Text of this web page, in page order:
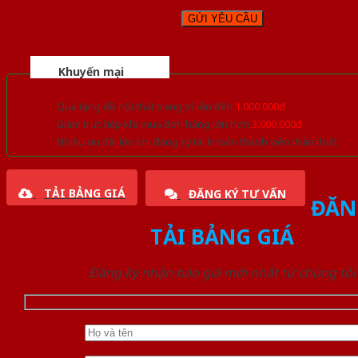
Khuyến mại
Quà tặng đồ nội thất trang trí lên đến 1.000.000đ
Giảm trực tiếp khi mua đơn hàng lớn hơn 3.000.000đ
Nhiều ưu đãi lớn khi đăng ký tài khoản thành viên thân thiết
TẢI BẢNG GIÁ ĐĂNG KÝ TƯ VẤN
TẢI BẢNG GIÁ
Đăng ký nhận báo giá mới nhất từ chúng tôi